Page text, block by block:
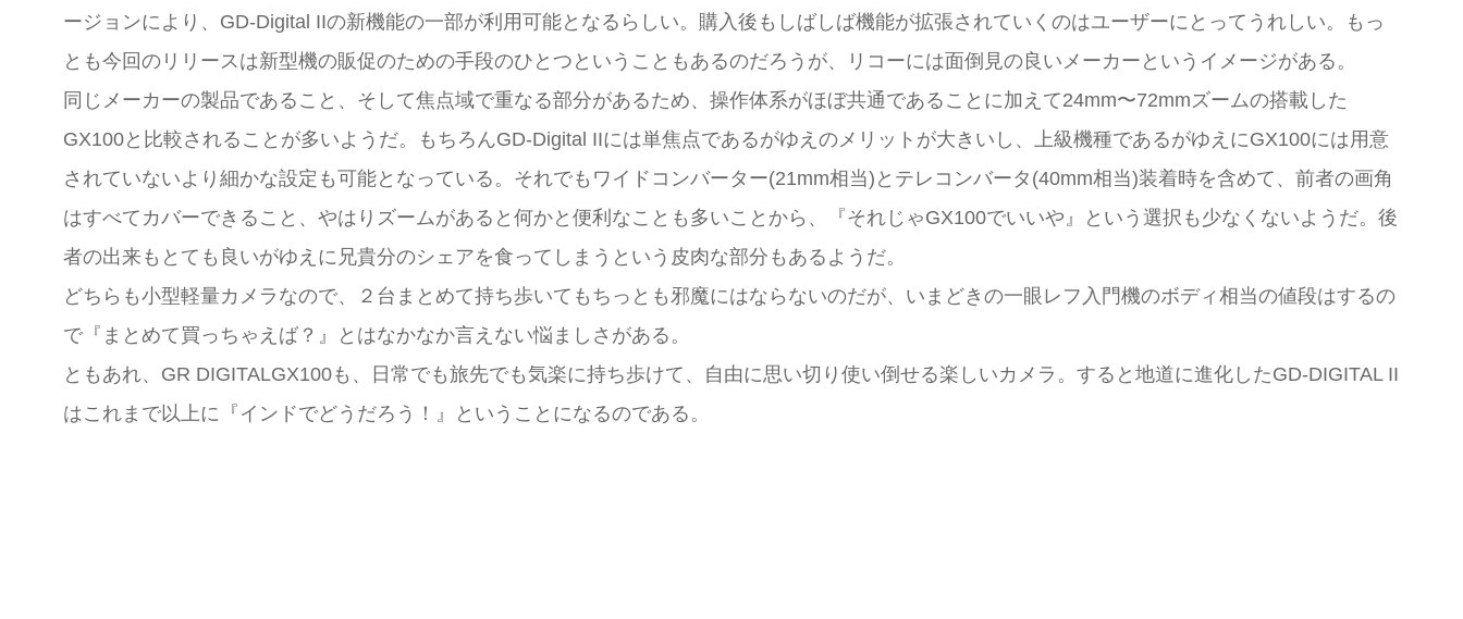
ージョンにより、GD-Digital IIの新機能の一部が利用可能となるらしい。購入後もしばしば機能が拡張されていくのはユーザーにとってうれしい。もっ
とも今回のリリースは新型機の販促のための手段のひとつということもあるのだろうが、リコーには面倒見の良いメーカーというイメージがある。
同じメーカーの製品であること、そして焦点域で重なる部分があるため、操作体系がほぼ共通であることに加えて24mm〜72mmズームの搭載した
GX100と比較されることが多いようだ。もちろんGD-Digital IIには単焦点であるがゆえのメリットが大きいし、上級機種であるがゆえにGX100には用意
されていないより細かな設定も可能となっている。それでもワイドコンバーター(21mm相当)とテレコンバータ(40mm相当)装着時を含めて、前者の画角
はすべてカバーできること、やはりズームがあると何かと便利なことも多いことから、『それじゃGX100でいいや』という選択も少なくないようだ。後
者の出来もとても良いがゆえに兄貴分のシェアを食ってしまうという皮肉な部分もあるようだ。
どちらも小型軽量カメラなので、２台まとめて持ち歩いてもちっとも邪魔にはならないのだが、いまどきの一眼レフ入門機のボディ相当の値段はするの
で『まとめて買っちゃえば？』とはなかなか言えない悩ましさがある。
ともあれ、GR DIGITALGX100も、日常でも旅先でも気楽に持ち歩けて、自由に思い切り使い倒せる楽しいカメラ。すると地道に進化したGD-DIGITAL II
はこれまで以上に『インドでどうだろう！』ということになるのである。